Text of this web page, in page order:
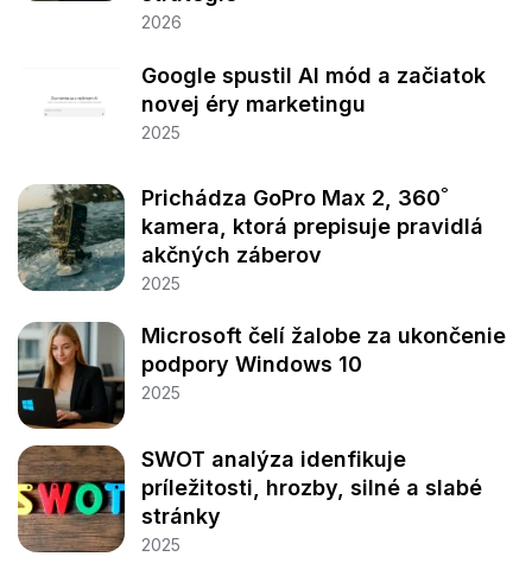
2026
Google spustil AI mód a začiatok
novej éry marketingu
2025
Prichádza GoPro Max 2, 360˚
kamera, ktorá prepisuje pravidlá
akčných záberov
2025
Microsoft čelí žalobe za ukončenie
podpory Windows 10
2025
SWOT analýza idenfikuje
príležitosti, hrozby, silné a slabé
stránky
2025